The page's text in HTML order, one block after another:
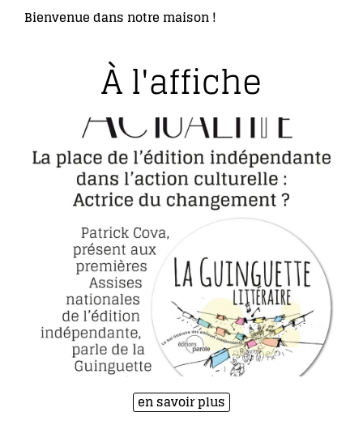
Bienvenue dans notre maison !
À l'affiche
en savoir plus